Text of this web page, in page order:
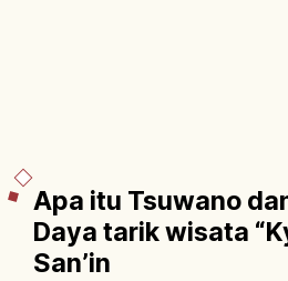
Apa itu Tsuwano
Daya tarik wisata
San’in